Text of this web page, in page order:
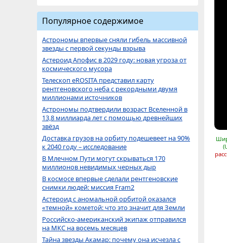
Популярное содержимое
Астрономы впервые сняли гибель массивной
звезды с первой секунды взрыва
Астероид Апофис в 2029 году: новая угроза от
космического мусора
Телескоп eROSITA представил карту
рентгеновского неба с рекордными двумя
миллионами источников
Астрономы подтвердили возраст Вселенной в
13,8 миллиарда лет с помощью древнейших
звёзд
Доставка грузов на орбиту подешевеет на 90%
к 2040 году – исследование
В Млечном Пути могут скрываться 170
миллионов невидимых черных дыр
В космосе впервые сделали рентгеновские
снимки людей: миссия Fram2
Астероид с аномальной орбитой оказался
«темной» кометой: что это значит для Земли
Российско-американский экипаж отправился
на МКС на восемь месяцев
Тайна звезды Акамар: почему она исчезла с